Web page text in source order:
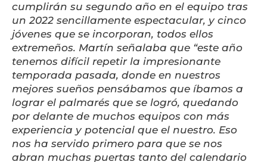
cumplirán su segundo año en el equipo tras
un 2022 sencillamente espectacular, y cinco
jóvenes que se incorporan, todos ellos
extremeños. Martín señalaba que “este año
tenemos difícil repetir la impresionante
temporada pasada, donde en nuestros
mejores sueños pensábamos que íbamos a
lograr el palmarés que se logró, quedando
por delante de muchos equipos con más
experiencia y potencial que el nuestro. Eso
nos ha servido primero para que se nos
abran muchas puertas tanto del calendario